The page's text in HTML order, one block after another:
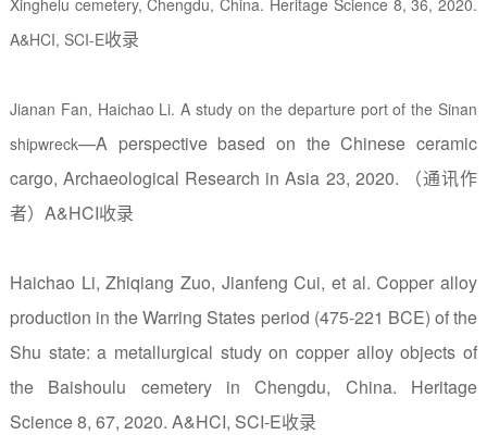
A&HCI, SCI-E收录
Jianan Fan, Haichao Li. A study on the departure port of the Sinan
shipwreck—A perspective based on the Chinese ceramic
cargo, Archaeological Research in Asia 23, 2020.
（通讯作
者） A&HCI收录
Haichao Li, Zhiqiang Zuo, Jianfeng Cui, et al. Copper alloy
production in the Warring States period (475-221 BCE) of the
Shu state: a metallurgical study on copper alloy objects of
the Baishoulu cemetery in Chengdu, China. Heritage
Science 8, 67, 2020. A&HCI, SCI-E收录